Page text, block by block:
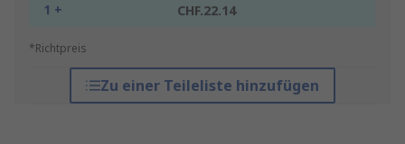
1 + CHF.22.14
*Richtpreis
Zu einer Teileliste hinzufügen